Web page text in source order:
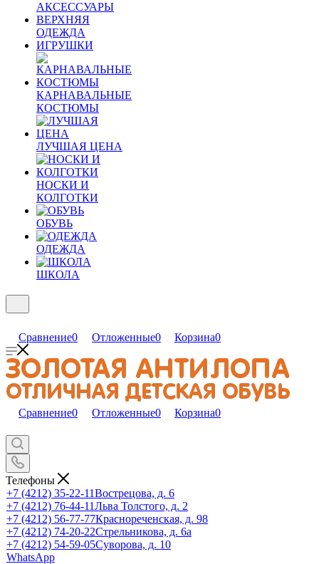
АКСЕССУАРЫ
ВЕРХНЯЯ
ОДЕЖДА
ИГРУШКИ
КАРНАВАЛЬНЫЕ
КОСТЮМЫ
ЛУЧШАЯ ЦЕНА
НОСКИ И
КОЛГОТКИ
ОБУВЬ
ОДЕЖДА
ШКОЛА
Сравнение0 Отложенные0 Корзина0
Сравнение0 Отложенные0 Корзина0
Телефоны
+7 (4212) 35-22-11Вострецова, д. 6
+7 (4212) 76-44-11Льва Толстого, д. 2
+7 (4212) 56-77-77Краснореченская, д. 98
+7 (4212) 74-20-22Стрельникова, д. 6а
+7 (4212) 54-59-05Суворова, д. 10
WhatsApp